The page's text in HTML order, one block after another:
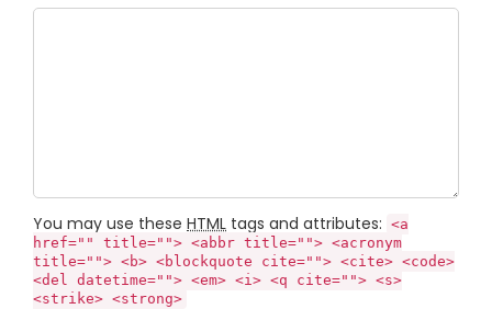
You may use these HTML tags and attributes: <a
href="" title=""> <abbr title=""> <acronym
title=""> <b> <blockquote cite=""> <cite> <code>
<del datetime=""> <em> <i> <q cite=""> <s>
<strike> <strong>